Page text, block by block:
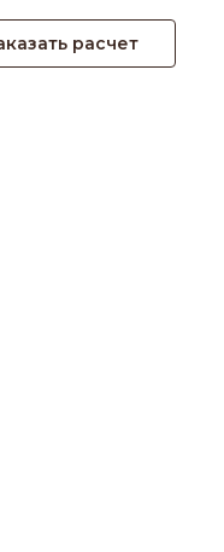
расчет